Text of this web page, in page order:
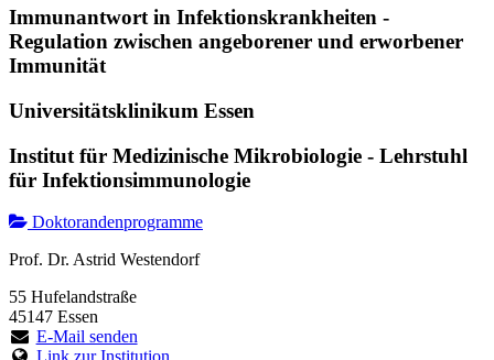
Immunantwort in Infektionskrankheiten -
Regulation zwischen angeborener und erworbener
Immunität
Universitätsklinikum Essen
Institut für Medizinische Mikrobiologie - Lehrstuhl
für Infektionsimmunologie
Doktorandenprogramme
Prof. Dr. Astrid Westendorf
55 Hufelandstraße
45147 Essen
E-Mail senden